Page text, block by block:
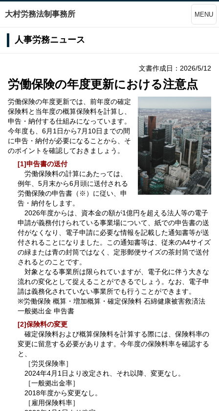
大村労務法制事務所 MENU
人事労務ニュース
文書作成日：2026/5/12
労働保険の年度更新における注意点
労働保険の年度更新では、前年度の確定
保険料と当年度の概算保険料を計算し、
申告・納付する仕組みになっています。
今年度も、6月1日から7月10日までの間
に申告・納付が必要になることから、そ
のポイントを確認しておきましょう。
[1]申告書の送付
労働保険料の計算にあたっては、
例年、5月末から6月頭に送付される
労働保険の申告書（※）に従い、申
告・納付をします。
2026年度からは、資本金の額が1億円を超える法人等の電子
申請が義務付けられている事業場について、紙での申告書の送
付がなくなり、電子申請に必要な情報を記載した通知書等が送
付されることになりました。この通知書等は、従来のA4サイズ
の緑または青の封筒ではなく、定形郵便サイズの茶封筒で送付
されるとのことです。
対象となる事業所は限られていますが、電子化に伴う大きな
流れの変化として捉えることができるでしょう。なお、電子申
請は義務化されていない事業所でも行うことができます。
※労働保険 概算・増加概算・確定保険料 石綿健康被害救済法
一般拠出金 申告書
[2]保険料の変更
確定保険料および概算保険料を計算する際には、保険料率の
変更に留意する必要があります。今年度の保険料率を確認する
と、
［労災保険率］
2024年4月1日より改定され、それ以降、変更なし。
［一般拠出金率］
2018年度から変更なし。
［雇用保険料率］